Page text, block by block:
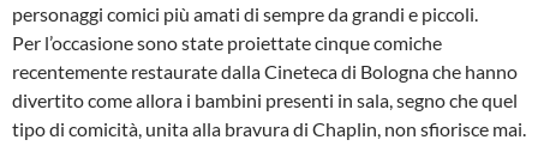
personaggi comici più amati di sempre da grandi e piccoli.
Per l’occasione sono state proiettate cinque comiche
recentemente restaurate dalla Cineteca di Bologna che hanno
divertito come allora i bambini presenti in sala, segno che quel
tipo di comicità, unita alla bravura di Chaplin, non sfiorisce mai.